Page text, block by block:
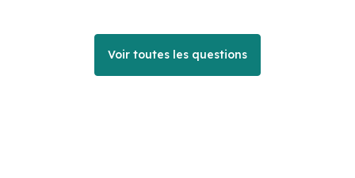
Voir toutes les questions